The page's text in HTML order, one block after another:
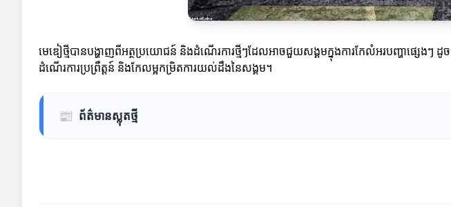
មេឌៀថ្មីបានបង្ហាញពីអត្ថប្រយោជន៍ និងដំណើរការថ្មីៗដែលអាចជួយសង្គមក្នុងការកែលំអរបញ្ហាផ្សេងៗ
ដំណើរការប្រព្រឹត្តន៍ និងកែលម្អកម្រិតការយល់ដឹងនៃសង្គម។
📰 ព័ត៌មានស្លុតថ្មី